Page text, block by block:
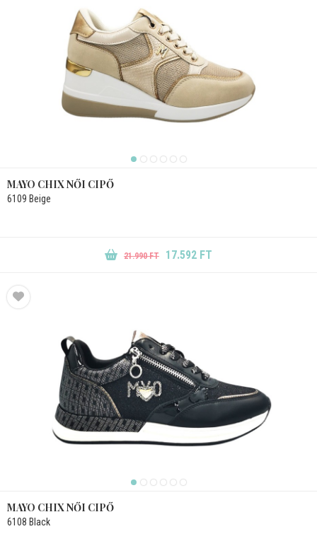
MAYO CHIX NŐI CIPŐ
6109 Beige
21.990 FT 17.592 FT
MAYO CHIX NŐI CIPŐ
6108 Black